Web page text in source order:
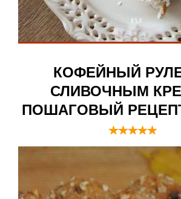
КОФЕЙНЫЙ
СЛИВОЧНЫМ
ПОШАГОВЫЙ